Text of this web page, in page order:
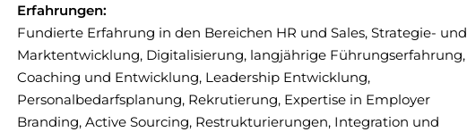
Erfahrungen:
Fundierte Erfahrung in den Bereichen HR und Sales, Strategie- und
Marktentwicklung, Digitalisierung, langjährige Führungserfahrung,
Coaching und Entwicklung, Leadership Entwicklung,
Personalbedarfsplanung, Rekrutierung, Expertise in Employer
Branding, Active Sourcing, Restrukturierungen, Integration und